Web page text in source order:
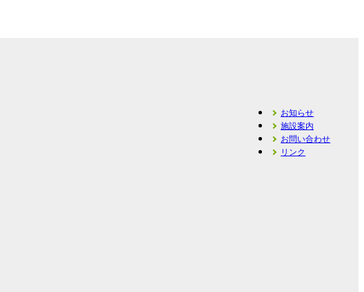
お知らせ
施設案内
お問い合わせ
リンク